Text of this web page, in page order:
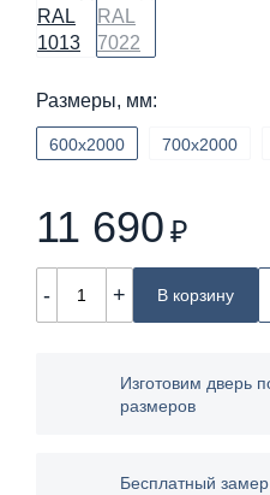
Размеры, мм:
600х2000 700х2000
11 690 ₽
- + В корзину
Изготовим дверь
размеров
Бесплатный